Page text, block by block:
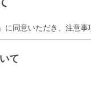
同意いただき、注意事
て